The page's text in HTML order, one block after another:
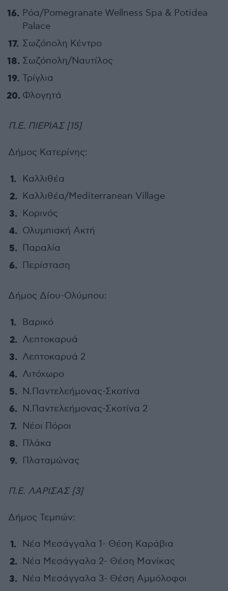
Ρόα/Pomegranate Wellness Spa & Potidea
Palace
Σωζόπολη Κέντρο
Σωζόπολη/Ναυτίλος
Τρίγλια
Φλογητά
Π.Ε. ΠΙΕΡΙΑΣ [15]
Δήμος Κατερίνης:
Καλλιθέα
Καλλιθέα/Mediterranean Village
Κορινός
Ολυμπιακή Ακτή
Παραλία
Περίσταση
Δήμος Δίου-Ολύμπου:
Βαρικό
Λεπτοκαρυά
Λεπτοκαρυά 2
Λιτόχωρο
Ν.Παντελεήμονας-Σκοτίνα
Ν.Παντελεήμονας-Σκοτίνα 2
Νέοι Πόροι
Πλάκα
Πλαταμώνας
Π.Ε. ΛΑΡΙΣΑΣ [3]
Δήμος Τεμπών:
Νέα Μεσάγγαλα 1- Θέση Καράβια
Νέα Μεσάγγαλα 2- Θέση Μανίκας
Νέα Μεσάγγαλα 3- Θέση Αμμόλοφοι